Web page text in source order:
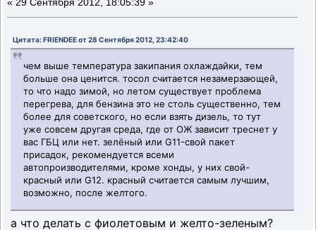
« 29 Сентября 2012, 18:05:39 »
Цитата: FRIENDEE от 28 Сентября 2012, 23:42:40
чем выше температура закипания охлаждайки, тем
больше она ценится. тосол считается незамерзающей,
то что надо зимой, но летом существует проблема
перегрева, для бензина это не столь существенно, тем
более для советского, но если взять дизель, то тут
уже совсем другая среда, где от ОЖ зависит треснет у
вас ГБЦ или нет. зелёный или G11-свой пакет
присадок, рекомендуется всеми
автопроизводителями, кроме хонды, у них свой-
красный или G12. красный считается самым лучшим,
возможно, после желтого.
a что делать с фиолетовым и желто-зеленым?